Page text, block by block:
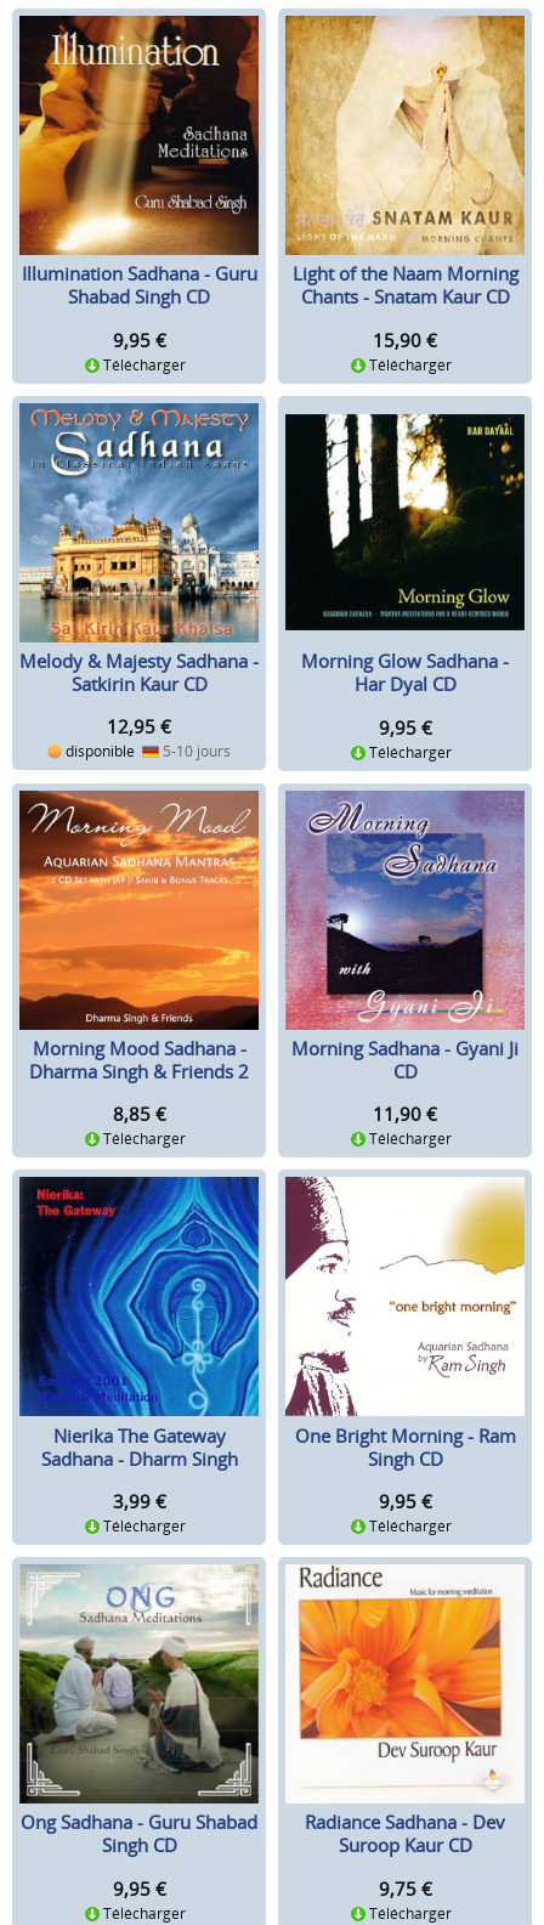
Illumination Sadhana - Guru
Shabad Singh CD
9,95 €
Télécharger
Light of the Naam Morning
Chants - Snatam Kaur CD
15,90 €
Télécharger
Melody & Majesty Sadhana -
Satkirin Kaur CD
12,95 €
disponible 5-10 jours
Morning Glow Sadhana -
Har Dyal CD
9,95 €
Télécharger
Morning Mood Sadhana -
Dharma Singh & Friends 2
8,85 €
Télécharger
Morning Sadhana - Gyani Ji
CD
11,90 €
Télécharger
Nierika The Gateway
Sadhana - Dharm Singh
3,99 €
Télécharger
One Bright Morning - Ram
Singh CD
9,95 €
Télécharger
Ong Sadhana - Guru Shabad
Singh CD
9,95 €
Télécharger
Radiance Sadhana - Dev
Suroop Kaur CD
9,75 €
Télécharger